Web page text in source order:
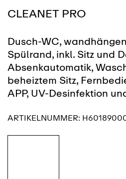
CLEANET PRO
Dusch-WC,
Spülrand, inkl. Sitz und
Absenkautomatik,
beheiztem Sitz,
APP, UV-Desinfektion
ARTIKELNUMMER: